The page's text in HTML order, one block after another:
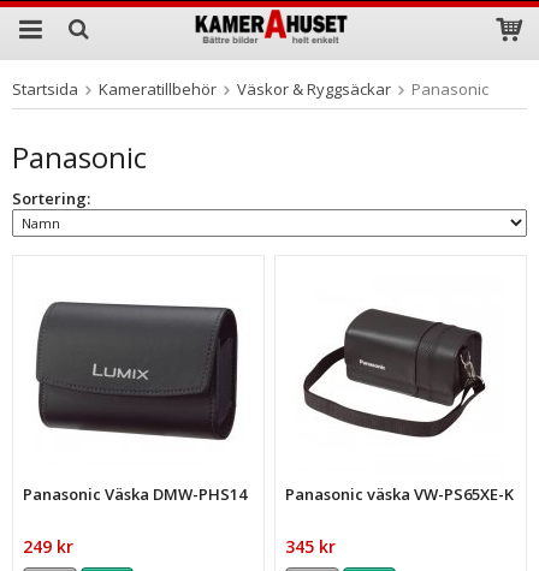
Produkten har blivit tillagd i varukorgen
Startsida Kameratillbehör Väskor & Ryggsäckar Panasonic
Panasonic
Sortering:
Panasonic Väska DMW-PHS14
249 kr
Panasonic väska VW-PS65XE-K
345 kr